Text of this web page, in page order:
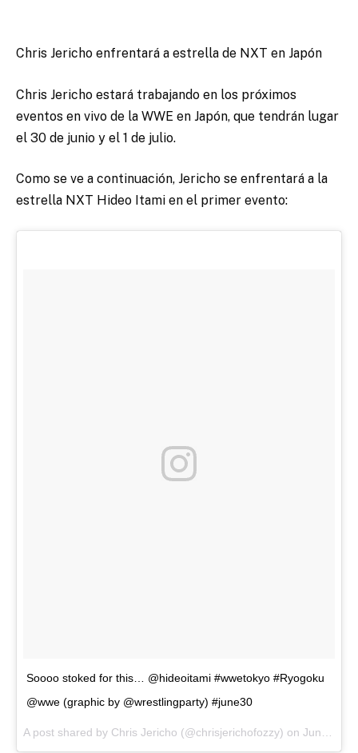
Chris Jericho enfrentará a estrella de NXT en Japón
Chris Jericho estará trabajando en los próximos
eventos en vivo de la WWE en Japón, que tendrán lugar
el 30 de junio y el 1 de julio.
Como se ve a continuación, Jericho se enfrentará a la
estrella NXT Hideo Itami en el primer evento:
Soooo stoked for this… @hideoitami #wwetokyo #Ryogoku
@wwe (graphic by @wrestlingparty) #june30
A post shared by Chris Jericho (@chrisjerichofozzy) on Jun 25, 2017 at 5:58am PDT